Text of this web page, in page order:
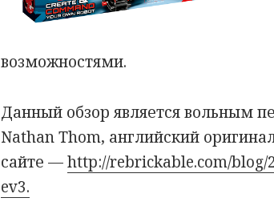
возможностями.
Данный обзор является вольным
Nathan Thom, английский
сайте —http://rebrickable.com/
ev3.